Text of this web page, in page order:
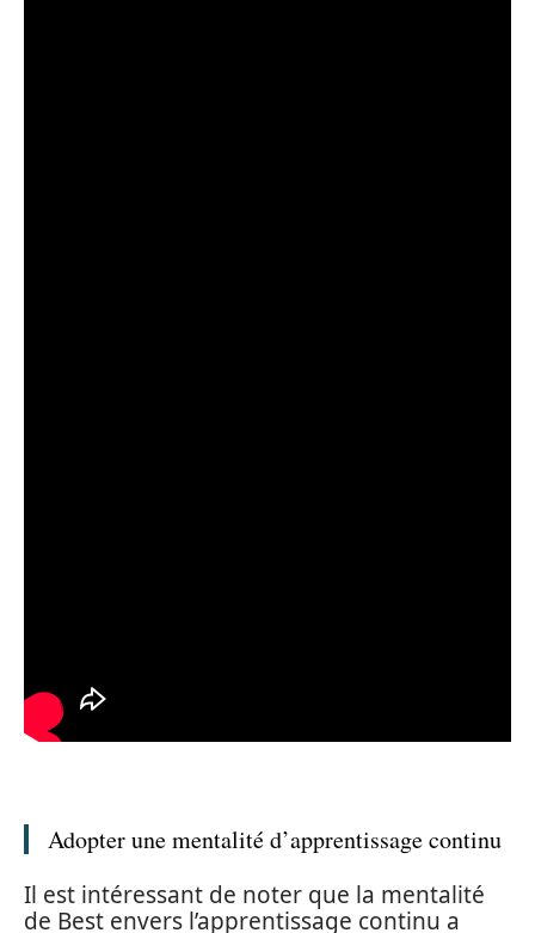
Adopter une mentalité d’apprentissage continu
Il est intéressant de noter que la mentalité
de Best envers l’apprentissage continu a